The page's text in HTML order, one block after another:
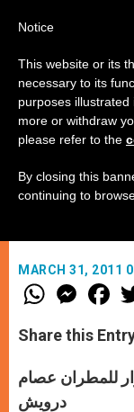
"جئت ليكون لهم الحياة ولتكون بوفرة"
(7)
MARCH 31, 2011
W
h
t
s
p
p
M
e
s
e
g
e
F
a
e
b
o
k
Share this
للمطران عصام
درويش
Notice
This website or its
necessary to its
purposes
more or withdraw
please refer to the
By closing this
continuing to